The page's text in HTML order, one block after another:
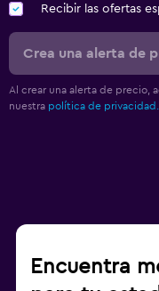
Recibir las ofertas
Crea una alerta de
Al crear una alerta de precio,
nuestra política de privacidad.
Encuentra